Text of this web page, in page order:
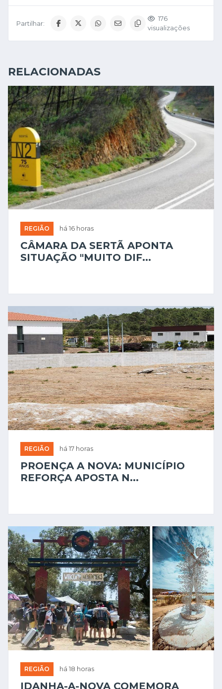
Partilhar:
176
visualizações
RELACIONADAS
REGIÃO há 16 horas
CÂMARA DA SERTÃ APONTA
SITUAÇÃO "MUITO DIF...
REGIÃO há 17 horas
PROENÇA A NOVA: MUNICÍPIO
REFORÇA APOSTA N...
REGIÃO há 18 horas
IDANHA-A-NOVA COMEMORA